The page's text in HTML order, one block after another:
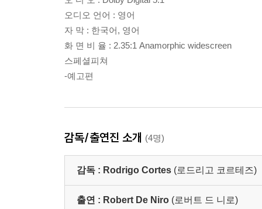
오디오 언어 : 영어
자 막 : 한국어, 영어
화 면 비 율 : 2.35:1 Anamorphic widescreen
스페셜피쳐
-예고편
감독/출연진 소개 (4명)
감독 : Rodrigo Cortes (로드리고 코르테즈)
출연 : Robert De Niro (로버트 드 니로)